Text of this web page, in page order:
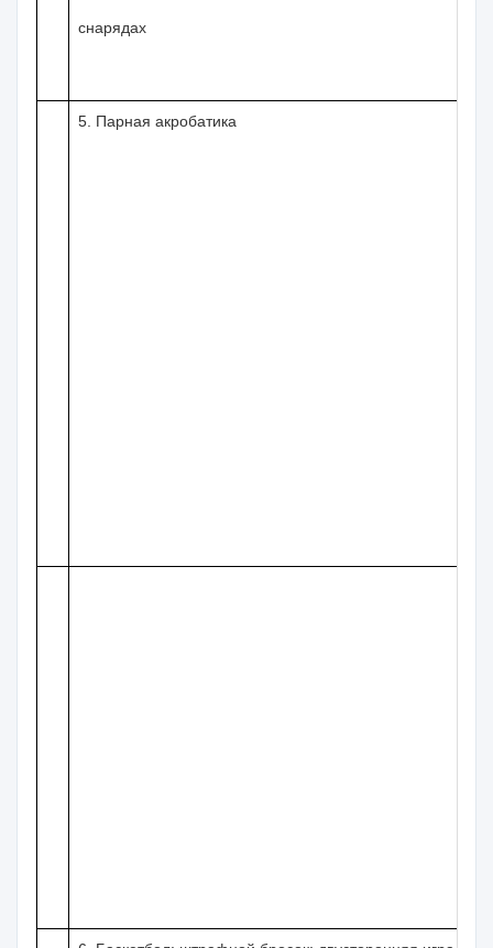
снарядах
5. Парная акробатика